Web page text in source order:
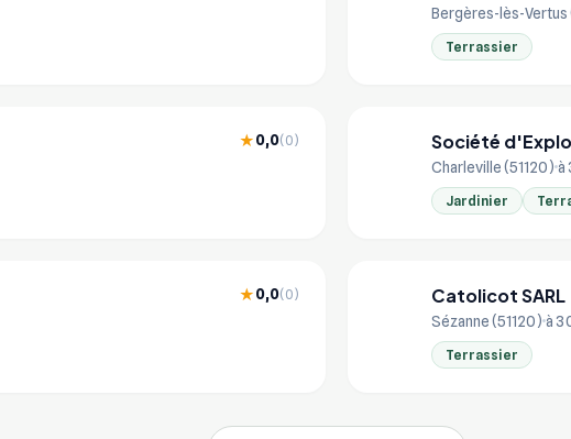
Bergères-lès-Vertus
Terrassier
★0,0(0) Société
Charleville (51120) à
Jardinier
★0,0(0) Catolicot SARL
Sézanne (51120) à
Terrassier